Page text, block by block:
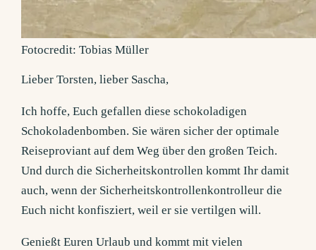
Fotocredit: Tobias Müller
Lieber Torsten, lieber Sascha,
Ich hoffe, Euch gefallen diese schokoladigen
Schokoladenbomben. Sie wären sicher der optimale
Reiseproviant auf dem Weg über den großen Teich.
Und durch die Sicherheitskontrollen kommt Ihr damit
auch, wenn der Sicherheitskontrollenkontrolleur die
Euch nicht konfisziert, weil er sie vertilgen will.
Genießt Euren Urlaub und kommt mit vielen